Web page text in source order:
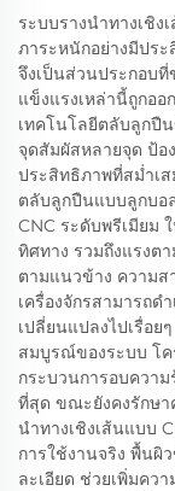
ระบบรางนำทางเชิง
ภาระหนักอย่างมีปร
จึงเป็นส่วนประกอบ
แข็งแรงเหล่านี้ถูกอ
เทคโนโลยีตลับลูกปื
จุดสัมผัสหลายจุด ป้อ
ประสิทธิภาพที่สม่ำเส
ตลับลูกปืนแบบลูกบอ
CNC ระดับพรีเมียม
ทิศทาง รวมถึงแรงต
ตามแนวข้าง ความส
เครื่องจักรสามารถด
เปลี่ยนแปลงไปเรื่อ
สมบูรณ์ของระบบ โ
กระบวนการอบควา
ที่สุด ขณะยังคงรักษา
นำทางเชิงเส้นแบบ
การใช้งานจริง พื้นผิ
ละเอียด ช่วยเพิ่มคว